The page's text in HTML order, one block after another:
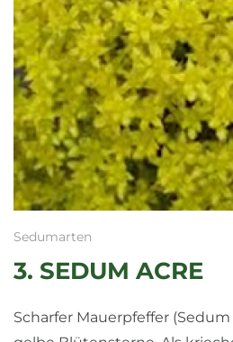
Sedumarten
3. SEDUM ACRE
Scharfer Mauerpfeffer